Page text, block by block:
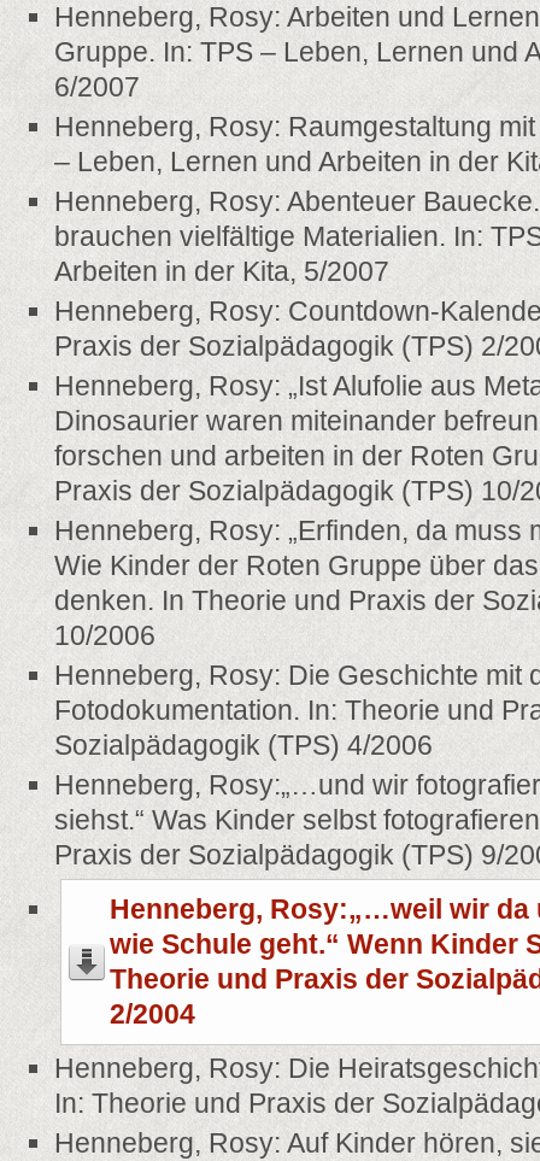
Henneberg, Rosy: Arbeiten und
Gruppe. In: TPS – Leben, Lernen und
6/2007
Henneberg, Rosy: Raumgestaltung
– Leben, Lernen und Arbeiten in der
Henneberg, Rosy: Abenteuer
brauchen vielfältige Materialien. In:
Arbeiten in der Kita, 5/2007
Henneberg, Rosy: Countdown-
Praxis der Sozialpädagogik (TPS) 2/
Henneberg, Rosy: „Ist Alufolie aus
Dinosaurier waren miteinander
forschen und arbeiten in der Roten
Praxis der Sozialpädagogik (TPS) 10/
Henneberg, Rosy: „Erfinden, da muss
Wie Kinder der Roten Gruppe über
denken. In Theorie und Praxis der
10/2006
Henneberg, Rosy: Die Geschichte mit
Fotodokumentation. In: Theorie und
Sozialpädagogik (TPS) 4/2006
Henneberg, Rosy:„…und wir
siehst.“ Was Kinder selbst
Praxis der Sozialpädagogik (TPS) 9/
Henneberg, Rosy:„…weil wir da
wie Schule geht.“ Wenn Kinder
Theorie und Praxis der
2/2004
Henneberg, Rosy: Die
In: Theorie und Praxis der
Henneberg, Rosy: Auf Kinder hören,